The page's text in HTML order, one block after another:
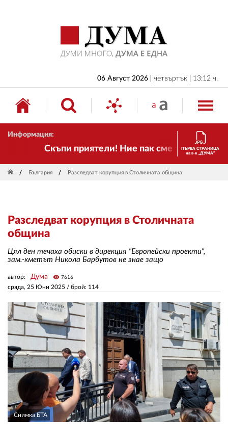
06 Август 2026 четвъртък 13:12 ч.
Информация:
Скъпи приятели! Ние пак сме тук! Времето
ПЪРВА СТРАНИЦА
на в-к „ДУМА“
България Разследват корупция в Столичната община
Снимка БТА
Разследват корупция в Столичната
община
Цял ден течаха обиски в дирекция "Европейски проекти",
зам.-кметът Никола Барбутов не знае защо
сряда, 25 Юни 2025 / брой: 114
автор: Дума visibility 7616
БЪЛГАРИЯ
ИКОНОМИКА
ИЗБОРИ
СВЯТ
ДРУГИ
ЗА НАС
КОНТАКТИ
РЕКЛАМА
АБОНАМЕНТ
УСЛОВИЯ ЗА ПОЛЗВАНЕ
ПОЛИТИКА ЗА БИСКВИТКИТЕ
ПОЛИТИКАТА ЗА